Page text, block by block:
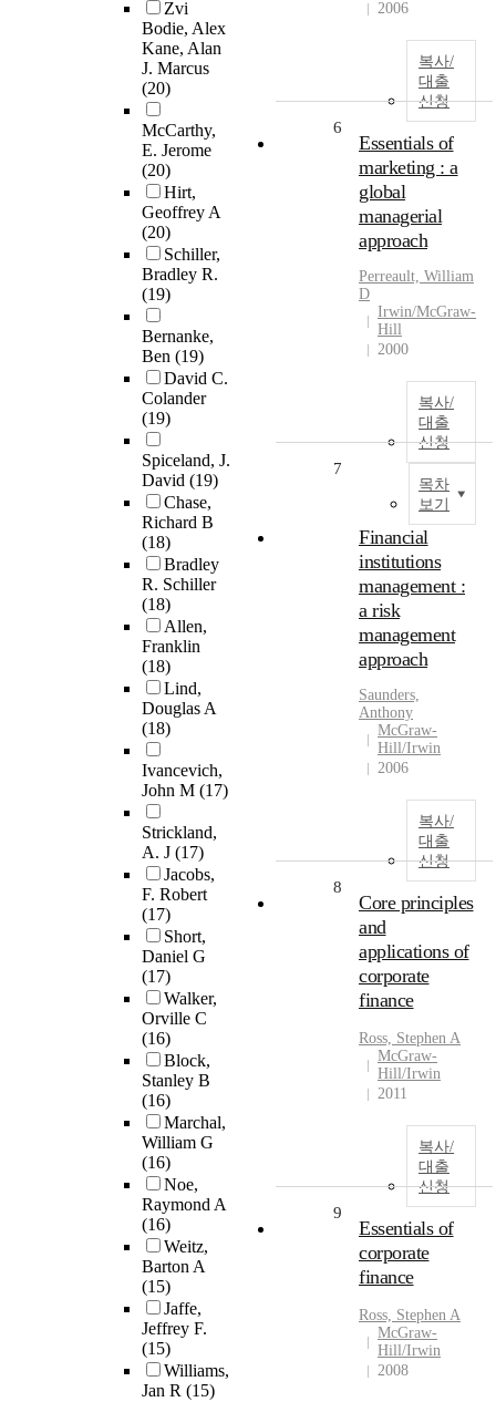
Zvi
Bodie, Alex
Kane, Alan
J. Marcus
(20)
McCarthy,
E. Jerome
(20)
Hirt,
Geoffrey A
(20)
Schiller,
Bradley R.
(19)
Bernanke,
Ben (19)
David C.
Colander
(19)
Spiceland, J.
David (19)
Chase,
Richard B
(18)
Bradley
R. Schiller
(18)
Allen,
Franklin
(18)
Lind,
Douglas A
(18)
Ivancevich,
John M (17)
Strickland,
A. J (17)
Jacobs,
F. Robert
(17)
Short,
Daniel G
(17)
Walker,
Orville C
(16)
Block,
Stanley B
(16)
Marchal,
William G
(16)
Noe,
Raymond A
(16)
Weitz,
Barton A
(15)
Jaffe,
Jeffrey F.
(15)
Williams,
Jan R (15)
2006
복사/
대출
신청
6
Essentials of
marketing : a
global
managerial
approach
Perreault, William
D
Irwin/McGraw-
Hill
2000
복사/
대출
신청
목차
보기
7
Financial
institutions
management :
a risk
management
approach
Saunders,
Anthony
McGraw-
Hill/Irwin
2006
복사/
대출
신청
8
Core principles
and
applications of
corporate
finance
Ross, Stephen A
McGraw-
Hill/Irwin
2011
복사/
대출
신청
9
Essentials of
corporate
finance
Ross, Stephen A
McGraw-
Hill/Irwin
2008